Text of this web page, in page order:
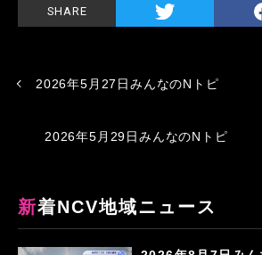
SHARE
2026年5月27日みんなのNトピ
2026年5月29日みんなのNトピ
新着NCV地域ニュース